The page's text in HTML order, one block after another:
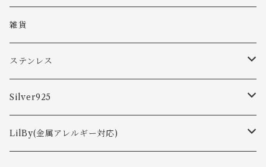
ブレスレット
雑貨
ステンレス
ピアス
ネックレス
Silver925
ピアス
LilBy(金属アレルギー対応)